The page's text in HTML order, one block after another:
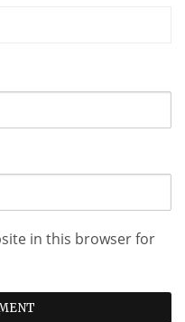
in this browser for